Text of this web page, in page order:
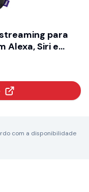
para
Alexa, Siri e
com a disponibilidade